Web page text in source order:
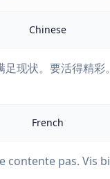
Chinese
足现状。要活得精彩
French
contente pas. Vis